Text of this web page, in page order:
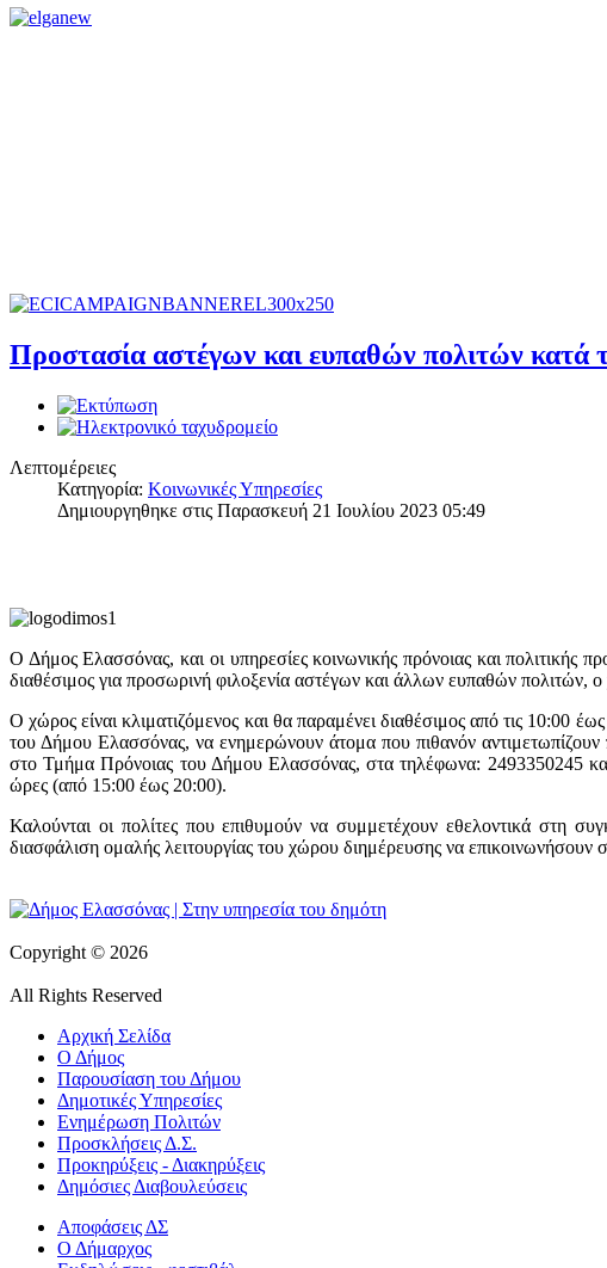
Προστασία αστέγων και ευπαθών πολιτών κατά
Λεπτομέρειες
Κατηγορία: Κοινωνικές Υπηρεσίες
Δημιουργηθηκε στις Παρασκευή 21 Ιουλίου 2023 05:49
Ο Δήμος Ελασσόνας, και οι υπηρεσίες κοινωνικής πρόνοιας και πολιτικής
διαθέσιμος για προσωρινή φιλοξενία αστέγων και άλλων ευπαθών
Ο χώρος είναι κλιματιζόμενος και θα παραμένει διαθέσιμος από τις 10:00
του Δήμου Ελασσόνας, να ενημερώνουν άτομα που πιθανόν
στο Τμήμα Πρόνοιας του Δήμου Ελασσόνας, στα τηλέφωνα: 2493350245
ώρες (από 15:00 έως 20:00).
Καλούνται οι πολίτες που επιθυμούν να συμμετέχουν εθελοντικά στη
διασφάλιση ομαλής λειτουργίας του χώρου διημέρευσης να
Copyright © 2026
All Rights Reserved
Αρχική Σελίδα
Ο Δήμος
Παρουσίαση του Δήμου
Δημοτικές Υπηρεσίες
Ενημέρωση Πολιτών
Προσκλήσεις Δ.Σ.
Προκηρύξεις - Διακηρύξεις
Δημόσιες Διαβουλεύσεις
Αποφάσεις ΔΣ
Ο Δήμαρχος